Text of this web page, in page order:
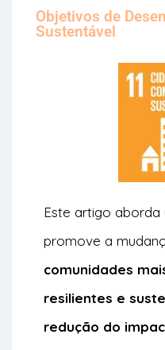
Objetivos de
Sustentável
Este artigo aborda
promove a
comunidades
resilientes e
redução do